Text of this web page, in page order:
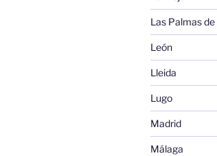
Las Palmas
León
Lleida
Lugo
Madrid
Málaga